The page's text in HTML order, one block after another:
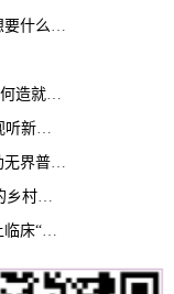
探访国家蛋白质科学研究（上海）设施：想要什么蛋白 AI直接设计合成
（乡村“头雁”）“头雁”破局，一颗火龙果如何造就沪上乡村特色产业化路径
AI观赛来了！这场移动通信行业盛会解锁视听新玩法
2026年世界移动通信大会：以移动智能勾勒无界普惠新愿景
（乡村“头雁”）三代腌一味 一颗雪菜背后的乡村致富经
虹桥健康科技产业创新中心亮相老博会：让临床“需求”定义银发经济新生态